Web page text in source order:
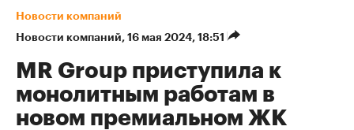
Новости компаний
Новости компаний⁠, 16 мая 2024, 18:51
MR Group приступила к
монолитным работам в
новом премиальном ЖК